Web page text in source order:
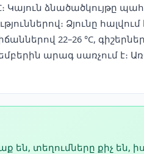
Կայուն ձնածածկույթը
Ձյունը
22–26 °C,
արագ սառչում է։
են, տեղումները քիչ են,